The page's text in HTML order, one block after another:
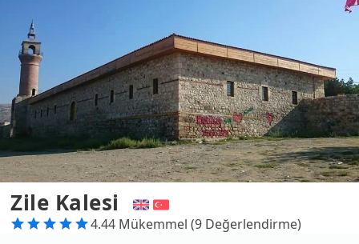
Zile Kalesi
4.44 Mükemmel (9 Değerlendirme)